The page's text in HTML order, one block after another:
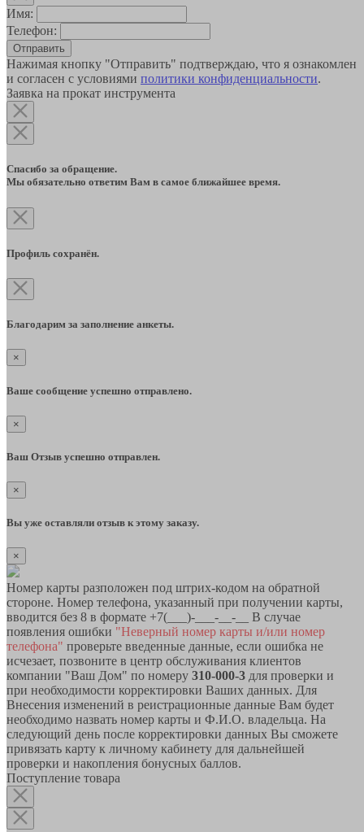
Имя:
Телефон:
Отправить
Нажимая кнопку "Отправить" подтверждаю, что я ознакомлен
и согласен с условиями политики конфиденциальности.
Заявка на прокат инструмента
Спасибо за обращение.
Мы обязательно ответим Вам в самое ближайшее время.
Профиль сохранён.
Благодарим за заполнение анкеты.
×
Ваше сообщение успешно отправлено.
×
Ваш Отзыв успешно отправлен.
×
Вы уже оставляли отзыв к этому заказу.
×
Номер карты разположен под штрих-кодом на обратной
стороне. Номер телефона, указанный при получении карты,
вводится без 8 в формате +7(___)-___-__-__ В случае
появления ошибки "Неверный номер карты и/или номер
телефона" проверьте введенные данные, если ошибка не
исчезает, позвоните в центр обслуживания клиентов
компании "Ваш Дом" по номеру 310-000-3 для проверки и
при необходимости корректировки Ваших данных. Для
Внесения изменений в реистрационные данные Вам будет
необходимо назвать номер карты и Ф.И.О. владельца. На
следующий день после корректировки данных Вы сможете
привязать карту к личному кабинету для дальнейшей
проверки и накопления бонусных баллов.
Поступление товара